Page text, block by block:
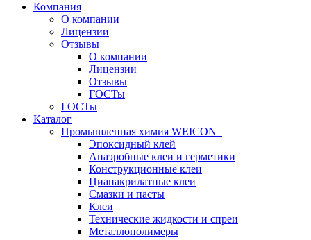
Компания
О компании
Лицензии
Отзывы
О компании
Лицензии
Отзывы
ГОСТы
ГОСТы
Каталог
Промышленная химия WEICON
Эпоксидный клей
Анаэробные клеи и герметики
Конструкционные клеи
Цианакрилатные клеи
Смазки и пасты
Клеи
Технические жидкости и спреи
Металлополимеры